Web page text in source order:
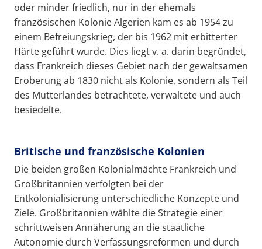
oder minder friedlich, nur in der ehemals
französischen Kolonie Algerien kam es ab 1954 zu
einem Befreiungskrieg, der bis 1962 mit erbitterter
Härte geführt wurde. Dies liegt v. a. darin begründet,
dass Frankreich dieses Gebiet nach der gewaltsamen
Eroberung ab 1830 nicht als Kolonie, sondern als Teil
des Mutterlandes betrachtete, verwaltete und auch
besiedelte.
Britische und französische Kolonien
Die beiden großen Kolonialmächte Frankreich und
Großbritannien verfolgten bei der
Entkolonialisierung unterschiedliche Konzepte und
Ziele. Großbritannien wählte die Strategie einer
schrittweisen Annäherung an die staatliche
Autonomie durch Verfassungsreformen und durch